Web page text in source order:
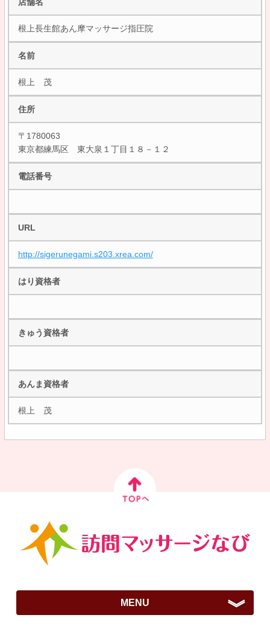
根上長生館あん摩マッサージ指圧院
名前
根上 茂
住所
〒1780063
東京都練馬区 東大泉１丁目１８－１２
電話番号
URL
http://sigerunegami.s203.xrea.com/
はり資格者
きゅう資格者
あんま資格者
根上 茂
MENU